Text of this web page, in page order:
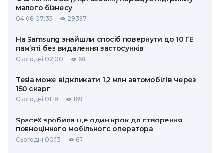
малого бізнесу
04.08 07:35 29397
На Samsung знайшли спосіб повернути до 10 ГБ
пам’яті без видалення застосунків
Сьогодні 02:00 68
Tesla може відкликати 1,2 млн автомобілів через
150 скарг
Сьогодні 01:18 169
SpaceX зробила ще один крок до створення
повноцінного мобільного оператора
Сьогодні 00:13 67